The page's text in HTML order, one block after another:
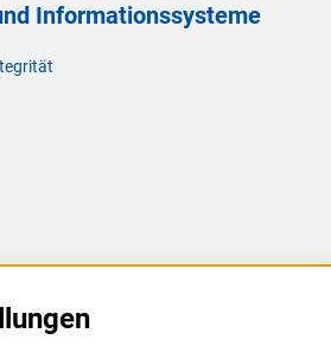
Informationssysteme